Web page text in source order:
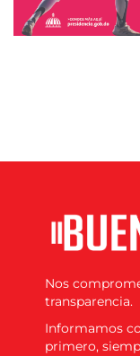
Nos
transparencia.
Informamos
primero,